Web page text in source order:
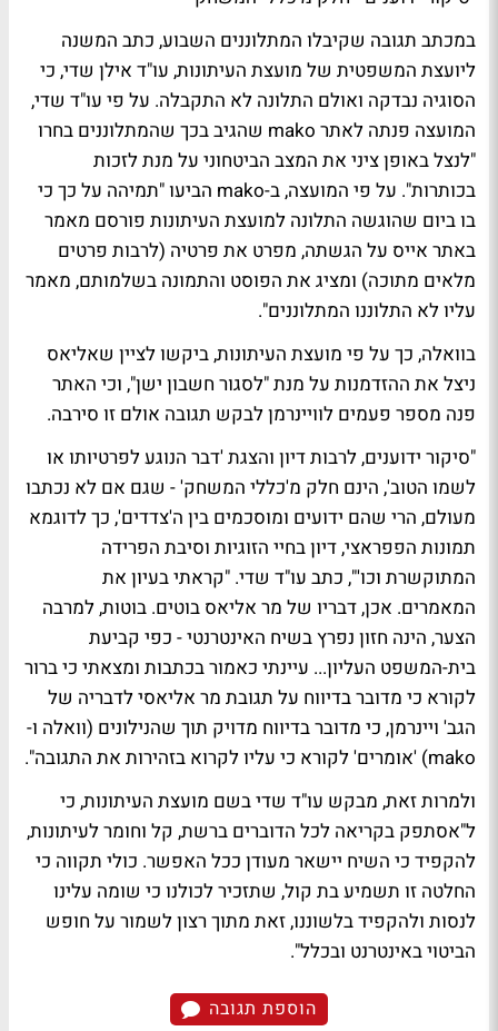
במכתב תגובה שקיבלו המתלוננים השבוע, כתב המשנה
ליועצת המשפטית של מועצת העיתונות, עו"ד אילן שדי, כי
הסוגיה נבדקה ואולם התלונה לא התקבלה. על פי עו"ד שדי,
המועצה פנתה לאתר mako שהגיב בכך שהמתלוננים בחרו
"לנצל באופן ציני את המצב הביטחוני על מנת לזכות
בכותרות". על פי המועצה, ב-mako הביעו "תמיהה על כך כי
בו ביום שהוגשה התלונה למועצת העיתונות פורסם מאמר
באתר אייס על הגשתה, מפרט את פרטיה (לרבות פרטים
מלאים מתוכה) ומציג את הפוסט והתמונה בשלמותם, מאמר
עליו לא התלוננו המתלוננים".
בוואלה, כך על פי מועצת העיתונות, ביקשו לציין שאליאס
ניצל את ההזדמנות על מנת "לסגור חשבון ישן", וכי האתר
פנה מספר פעמים לוויינרמן לבקש תגובה אולם זו סירבה.
"סיקור ידוענים, לרבות דיון והצגת 'דבר הנוגע לפרטיותו או
לשמו הטוב', הינם חלק מ'כללי המשחק' - שגם אם לא נכתבו
מעולם, הרי שהם ידועים ומוסכמים בין ה'צדדים', כך לדוגמא
תמונות הפפראצי, דיון בחיי הזוגיות וסיבת הפרידה
המתוקשרת וכו'", כתב עו"ד שדי. "קראתי בעיון את
המאמרים. אכן, דבריו של מר אליאס בוטים. בוטות, למרבה
הצער, הינה חזון נפרץ בשיח האינטרנטי - כפי קביעת
בית-המשפט העליון... עיינתי כאמור בכתבות ומצאתי כי ברור
לקורא כי מדובר בדיווח על תגובת מר אליאסי לדבריה של
הגב' ויינרמן, כי מדובר בדיווח מדויק תוך שהנילונים (וואלה ו-
mako) 'אומרים' לקורא כי עליו לקרוא בזהירות את התגובה".
ולמרות זאת, מבקש עו"ד שדי בשם מועצת העיתונות, כי
ל"אסתפק בקריאה לכל הדוברים ברשת, קל וחומר לעיתונות,
להקפיד כי השיח יישאר מעודן ככל האפשר. כולי תקווה כי
החלטה זו תשמיע בת קול, שתזכיר לכולנו כי שומה עלינו
לנסות ולהקפיד בלשוננו, זאת מתוך רצון לשמור על חופש
הביטוי באינטרנט ובכלל".
הוספת תגובה